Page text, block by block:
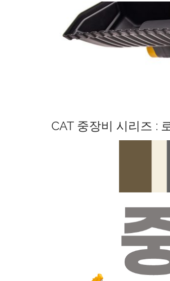
CAT 중장비 시리즈 :